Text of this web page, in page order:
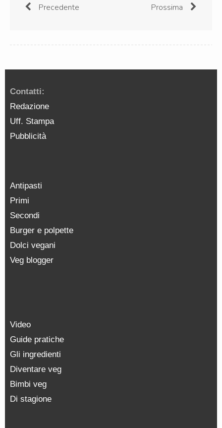
Precedente Prossima
Contatti:
Redazione
Uff. Stampa
Pubblicità
Antipasti
Primi
Secondi
Burger e polpette
Dolci vegani
Veg blogger
Video
Guide pratiche
Gli ingredienti
Diventare veg
Bimbi veg
Di stagione